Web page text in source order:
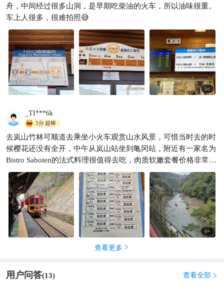
舟，中间经过很多山洞，是早期吃柴油的火车，所以油味很重。
车上人很多，很难拍照😅￼
5+
_TI***6k
5分超棒
去岚山竹林可顺道去乘坐小火车观赏山水风景，可惜当时去的时
候樱花还没有全开，中午从岚山站坐到亀冈站，附近有一家名为
Bistro Saboten的法式料理很值得去吃，肉质软嫩套餐价格非常有
cp值。
6+
查看更多 
用户问答(13) 查看全部 